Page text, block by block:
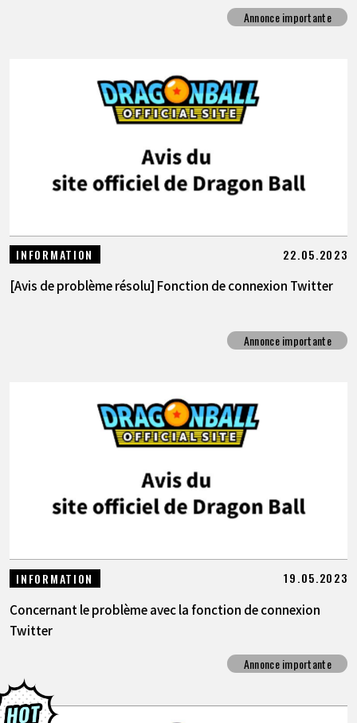
Annonce importante
INFORMATION 22.05.2023
[Avis de problème résolu] Fonction de connexion Twitter
Annonce importante
INFORMATION 19.05.2023
Concernant le problème avec la fonction de connexion
Twitter
Annonce importante